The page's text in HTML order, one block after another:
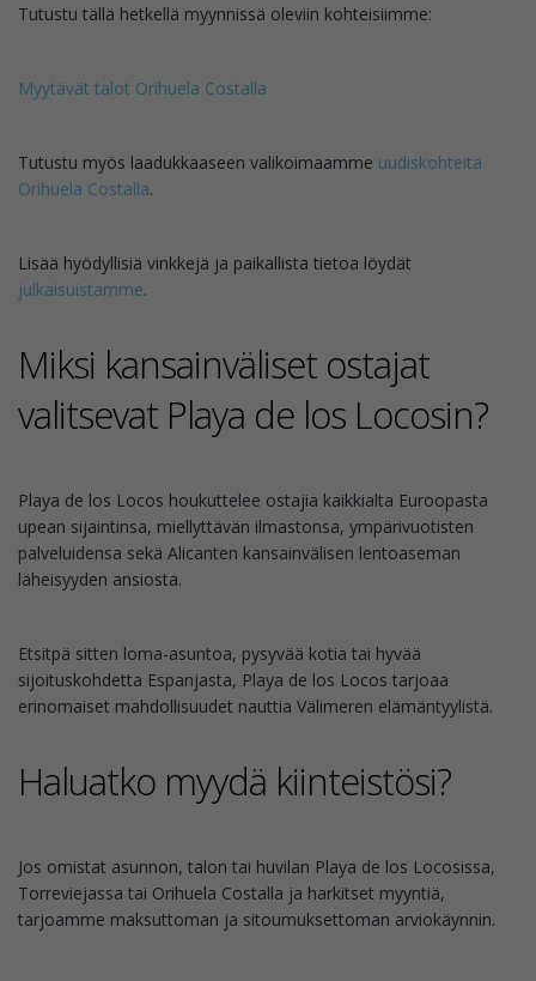
Tutustu tällä hetkellä myynnissä oleviin kohteisiimme:
Myytävät talot Orihuela Costalla
Tutustu myös laadukkaaseen valikoimaamme uudiskohteita
Orihuela Costalla.
Lisää hyödyllisiä vinkkejä ja paikallista tietoa löydät
julkaisuistamme.
Miksi kansainväliset ostajat
valitsevat Playa de los Locosin?
Playa de los Locos houkuttelee ostajia kaikkialta Euroopasta
upean sijaintinsa, miellyttävän ilmastonsa, ympärivuotisten
palveluidensa sekä Alicanten kansainvälisen lentoaseman
läheisyyden ansiosta.
Etsitpä sitten loma-asuntoa, pysyvää kotia tai hyvää
sijoituskohdetta Espanjasta, Playa de los Locos tarjoaa
erinomaiset mahdollisuudet nauttia Välimeren elämäntyylistä.
Haluatko myydä kiinteistösi?
Jos omistat asunnon, talon tai huvilan Playa de los Locosissa,
Torreviejassa tai Orihuela Costalla ja harkitset myyntiä,
tarjoamme maksuttoman ja sitoumuksettoman arviokäynnin.